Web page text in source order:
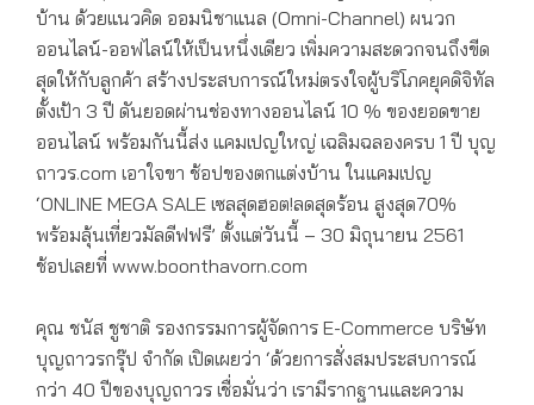
บ้าน ด้วยแนวคิด ออมนิชาแนล (Omni-Channel) ผนวก
ออนไลน์-ออฟไลน์ให้เป็นหนึ่งเดียว เพิ่มความสะดวกจนถึงขีด
สุดให้กับลูกค้า สร้างประสบการณ์ใหม่ตรงใจผู้บริโภคยุคดิจิทัล
ตั้งเป้า 3 ปี ดันยอดผ่านช่องทางออนไลน์ 10 % ของยอดขาย
ออนไลน์ พร้อมกันนี้ส่ง แคมเปญใหญ่ เฉลิมฉลองครบ 1 ปี บุญ
ถาวร.com เอาใจขา ช้อปของตกแต่งบ้าน ในแคมเปญ
‘ONLINE MEGA SALE เซลสุดฮอต!ลดสุดร้อน สูงสุด70%
พร้อมลุ้นเที่ยวมัลดีฟฟรี’ ตั้งแต่วันนี้ – 30 มิถุนายน 2561
ช้อปเลยที่ www.boonthavorn.com
คุณ ชนัส ชูชาติ รองกรรมการผู้จัดการ E-Commerce บริษัท
บุญถาวรกรุ๊ป จำกัด เปิดเผยว่า ‘ด้วยการสั่งสมประสบการณ์
กว่า 40 ปีของบุญถาวร เชื่อมั่นว่า เรามีรากฐานและความ